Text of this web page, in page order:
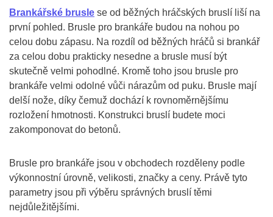
Brankářské brusle se od běžných hráčských bruslí liší na
první pohled. Brusle pro brankáře budou na nohou po
celou dobu zápasu. Na rozdíl od běžných hráčů si brankář
za celou dobu prakticky nesedne a brusle musí být
skutečně velmi pohodlné. Kromě toho jsou brusle pro
brankáře velmi odolné vůči nárazům od puku. Brusle mají
delší nože, díky čemuž dochází k rovnoměrnějšímu
rozložení hmotnosti. Konstrukci bruslí budete moci
zakomponovat do betonů.
Brusle pro brankáře jsou v obchodech rozděleny podle
výkonnostní úrovně, velikosti, značky a ceny. Právě tyto
parametry jsou při výběru správných bruslí těmi
nejdůležitějšími.